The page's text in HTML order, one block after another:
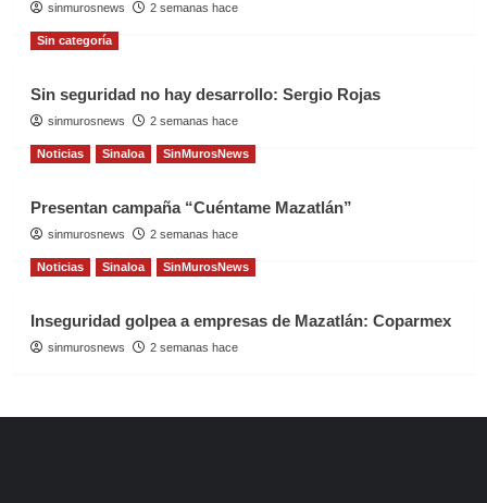
sinmurosnews 2 semanas hace
Sin categoría
Sin seguridad no hay desarrollo: Sergio Rojas
sinmurosnews 2 semanas hace
Noticias Sinaloa SinMurosNews
Presentan campaña “Cuéntame Mazatlán”
sinmurosnews 2 semanas hace
Noticias Sinaloa SinMurosNews
Inseguridad golpea a empresas de Mazatlán: Coparmex
sinmurosnews 2 semanas hace